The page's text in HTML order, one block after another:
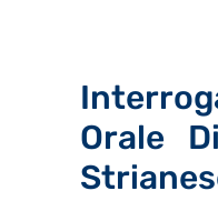
Orale